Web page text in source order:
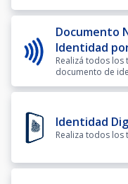
Documento
Identidad
Realizá todos los
documento de
Identidad
Realiza todos